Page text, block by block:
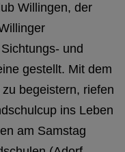
Willingen, der
und
gestellt. Mit dem
begeistern, riefen
ins Leben
am Samstag